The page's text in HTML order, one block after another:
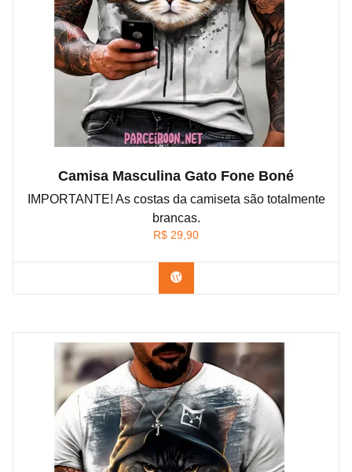
Camisa Masculina Gato Fone Boné
IMPORTANTE! As costas da camiseta são totalmente
brancas.
R$ 29,90
Confira na Shopee